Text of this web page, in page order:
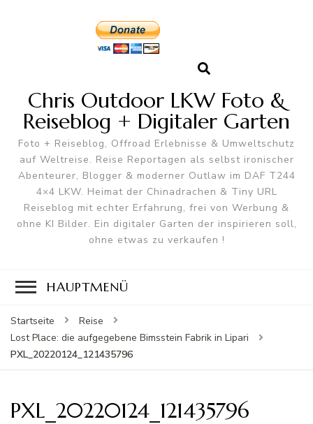
Chris Outdoor LKW Foto &
Reiseblog + Digitaler Garten
Foto + Reiseblog, Offroad Erlebnisse & Umweltschutz
auf Weltreise. Reise Reportagen als selbst ironischer
Abenteurer, Blogger & moderner Outlaw im DAF T244
4×4 LKW. Heimat der Chinadrachen & Tiny URL
Reiseblog mit echter Erfahrung, frei von Werbung &
ohne KI Bilder. Ein digitaler Garten der inspirieren soll,
ohne etwas zu verkaufen !
HAUPTMENÜ
Startseite
Reise
Lost Place: die aufgegebene Bimsstein Fabrik in Lipari
PXL_20220124_121435796
PXL_20220124_121435796